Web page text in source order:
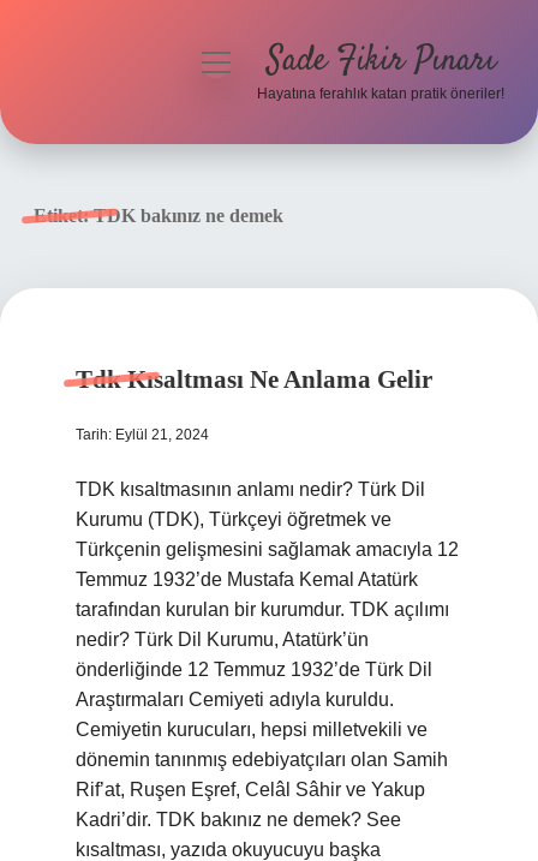
menüyüSade Fikir Pınarı
Hayatına ferahlık katan pratik öneriler!
Etiket:TDK bakınız ne demek
Tdk Kısaltması Ne Anlama Gelir
Tarih: Eylül 21, 2024
TDK kısaltmasının anlamı nedir? Türk Dil
Kurumu (TDK), Türkçeyi öğretmek ve
Türkçenin gelişmesini sağlamak amacıyla 12
Temmuz 1932’de Mustafa Kemal Atatürk
tarafından kurulan bir kurumdur. TDK açılımı
nedir? Türk Dil Kurumu, Atatürk’ün
önderliğinde 12 Temmuz 1932’de Türk Dil
Araştırmaları Cemiyeti adıyla kuruldu.
Cemiyetin kurucuları, hepsi milletvekili ve
dönemin tanınmış edebiyatçıları olan Samih
Rif’at, Ruşen Eşref, Celâl Sâhir ve Yakup
Kadri’dir. TDK bakınız ne demek? See
kısaltması, yazıda okuyucuyu başka